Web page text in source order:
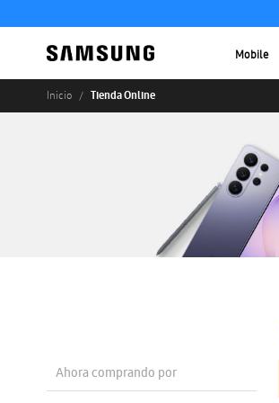
Mobile
Inicio Tienda Online
Ahora comprando por